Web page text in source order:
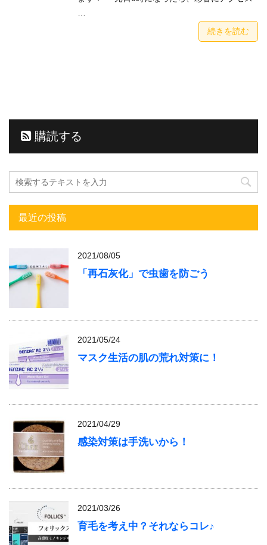
続きを読む
購読する
最近の投稿
2021/08/05
「再石灰化」で虫歯を防ごう
2021/05/24
マスク生活の肌の荒れ対策に！
2021/04/29
感染対策は手洗いから！
2021/03/26
育毛を考え中？それならコレ♪